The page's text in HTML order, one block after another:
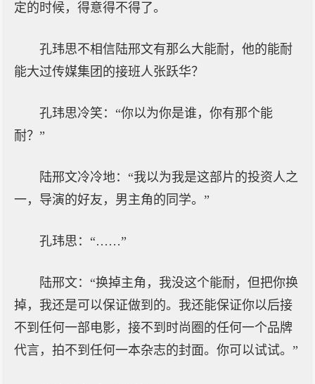
定的时候，得意得不得了。
孔玮思不相信陆邢文有那么大能耐，他的能耐
能大过传媒集团的接班人张跃华？
孔玮思冷笑：“你以为你是谁，你有那个能
耐？”
陆邢文冷冷地：“我以为我是这部片的投资人之
一，导演的好友，男主角的同学。”
孔玮思：“……”
陆邢文：“换掉主角，我没这个能耐，但把你换
掉，我还是可以保证做到的。我还能保证你以后接
不到任何一部电影，接不到时尚圈的任何一个品牌
代言，拍不到任何一本杂志的封面。你可以试试。”